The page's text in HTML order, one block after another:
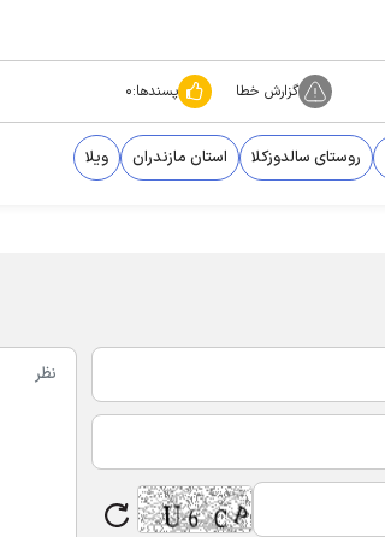
گزارش خطا پسندها:۰
روستای سالدوزکلا استان مازندران ویلا